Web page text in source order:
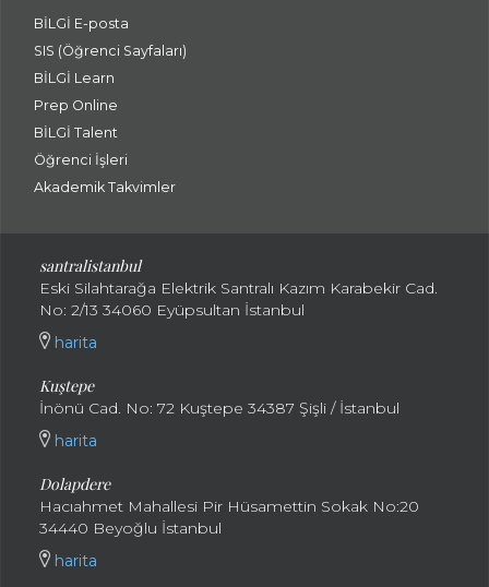
BİLGİ E-posta
SIS (Öğrenci Sayfaları)
BİLGİ Learn
Prep Online
BİLGİ Talent
Öğrenci İşleri
Akademik Takvimler
santralistanbul
Eski Silahtarağa Elektrik Santralı Kazım Karabekir Cad.
No: 2/13 34060 Eyüpsultan İstanbul
harita
Kuştepe
İnönü Cad. No: 72 Kuştepe 34387 Şişli / İstanbul
harita
Dolapdere
Hacıahmet Mahallesi Pir Hüsamettin Sokak No:20
34440 Beyoğlu İstanbul
harita